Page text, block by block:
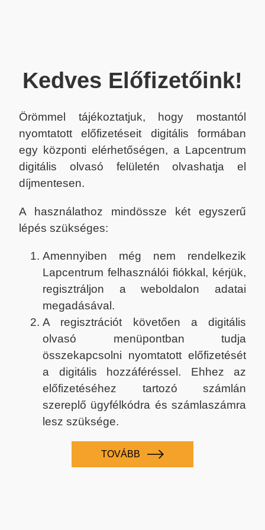
Kedves Előfizetőink!
Örömmel tájékoztatjuk, hogy mostantól
nyomtatott előfizetéseit digitális formában
egy központi elérhetőségen, a Lapcentrum
digitális olvasó felületén olvashatja el
díjmentesen.
A használathoz mindössze két egyszerű
lépés szükséges:
Amennyiben még nem rendelkezik
Lapcentrum felhasználói fiókkal, kérjük,
regisztráljon a weboldalon adatai
megadásával.
A regisztrációt követően a digitális
olvasó menüpontban tudja
összekapcsolni nyomtatott előfizetését
a digitális hozzáféréssel. Ehhez az
előfizetéséhez tartozó számlán
szereplő ügyfélkódra és számlaszámra
lesz szüksége.
TOVÁBB